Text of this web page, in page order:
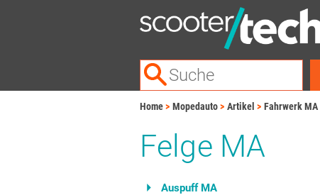
Home Mopedauto Artikel Fahrwerk MA
Felge MA
Auspuff MA